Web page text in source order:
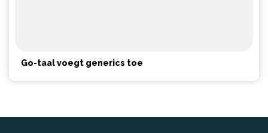
Go-taal voegt generics toe